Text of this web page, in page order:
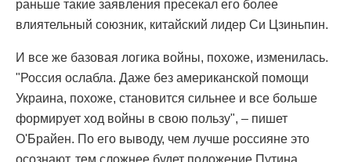
раньше такие заявления пресекал его более
влиятельный союзник, китайский лидер Си Цзиньпин.
И все же базовая логика войны, похоже, изменилась.
"Россия ослабла. Даже без американской помощи
Украина, похоже, становится сильнее и все больше
формирует ход войны в свою пользу", – пишет
О'Брайен. По его выводу, чем лучше россияне это
осознают, тем сложнее будет положение Путина.